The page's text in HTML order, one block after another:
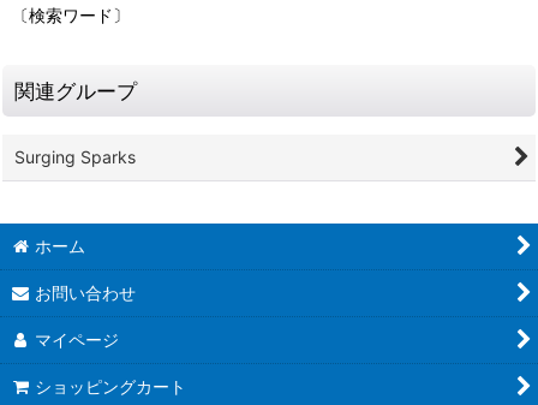
〔検索ワード〕
関連グループ
Surging Sparks
ホーム
お問い合わせ
マイページ
ショッピングカート